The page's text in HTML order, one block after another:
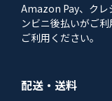
Amazon Pay、クレ
ンビニ後払いがご
ご利用ください。
配送・送料